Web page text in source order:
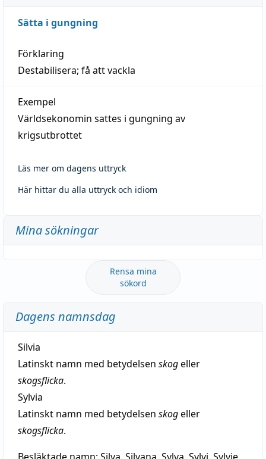
Sätta i gungning
Förklaring
Destabilisera; få att vackla
Exempel
Världsekonomin sattes i gungning av
krigsutbrottet
Läs mer om dagens uttryck
Här hittar du alla uttryck och idiom
Mina sökningar
Rensa mina
sökord
Dagens namnsdag
Silvia
Latinskt namn med betydelsen skogeller
skogsflicka.
Sylvia
Latinskt namn med betydelsen skogeller
skogsflicka.